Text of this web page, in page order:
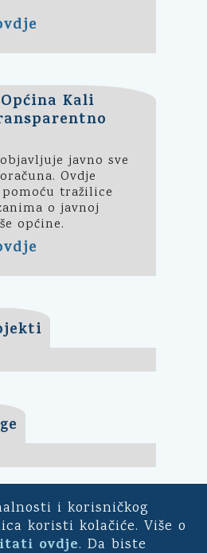
i korisničkog
koristi kolačiće. Više o
ovdje. Da biste
Općina Kali
javno sve
Ovdje
tražilice
o javnoj
općine.